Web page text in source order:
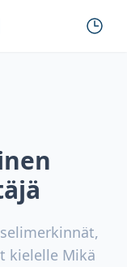
kielelle Mikä